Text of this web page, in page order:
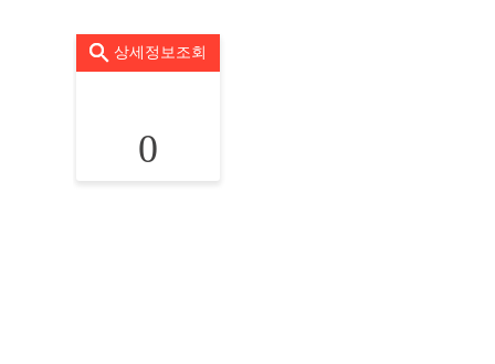
상세정보조회
0